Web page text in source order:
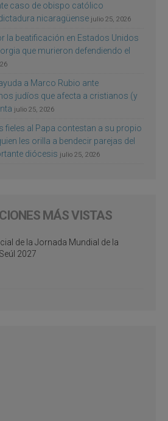
caso de obispo católico
nicaragüense julio 25, 2026
la beatificación en Estados Unidos
que murieron defendiendo el
a Marco Rubio ante
judíos que afecta a cristianos (y
julio 25, 2026
fieles al Papa contestan a su propio
les orilla a bendecir parejas del
diócesis julio 25, 2026
MÁS VISTAS
de la Jornada Mundial de la
2027